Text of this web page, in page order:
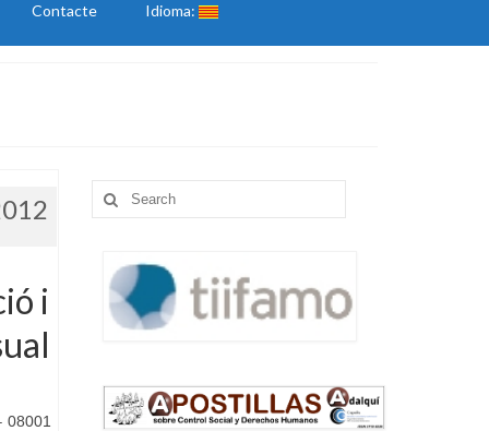
Contacte Idioma:
i
Search
for: